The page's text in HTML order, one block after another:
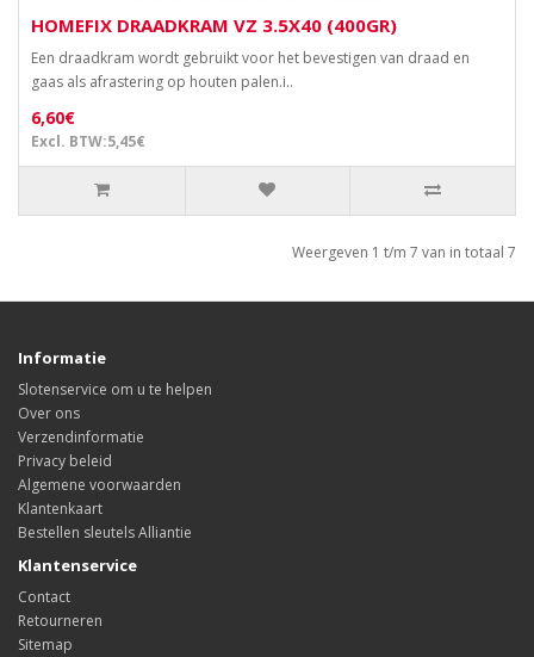
HOMEFIX DRAADKRAM VZ 3.5X40 (400GR)
Een draadkram wordt gebruikt voor het bevestigen van draad en
gaas als afrastering op houten palen.i..
6,60€
Excl. BTW:5,45€
Weergeven 1 t/m 7 van in totaal 7
Informatie
Slotenservice om u te helpen
Over ons
Verzendinformatie
Privacy beleid
Algemene voorwaarden
Klantenkaart
Bestellen sleutels Alliantie
Klantenservice
Contact
Retourneren
Sitemap